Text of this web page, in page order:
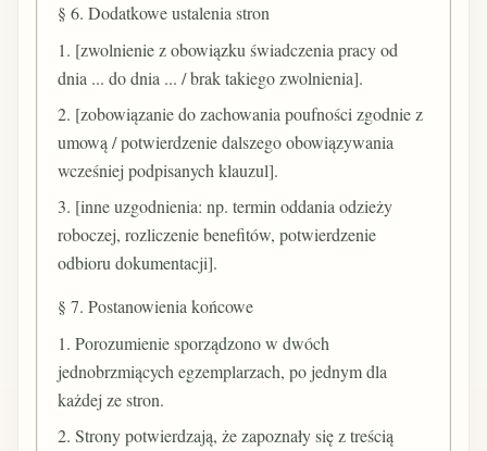
§ 6. Dodatkowe ustalenia stron
1. [zwolnienie z obowiązku świadczenia pracy od
dnia ... do dnia ... / brak takiego zwolnienia].
2. [zobowiązanie do zachowania poufności zgodnie z
umową / potwierdzenie dalszego obowiązywania
wcześniej podpisanych klauzul].
3. [inne uzgodnienia: np. termin oddania odzieży
roboczej, rozliczenie benefitów, potwierdzenie
odbioru dokumentacji].
§ 7. Postanowienia końcowe
1. Porozumienie sporządzono w dwóch
jednobrzmiących egzemplarzach, po jednym dla
każdej ze stron.
2. Strony potwierdzają, że zapoznały się z treścią